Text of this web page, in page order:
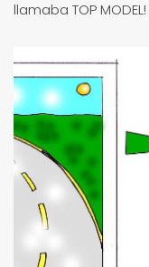
llamaba TOP MODEL!